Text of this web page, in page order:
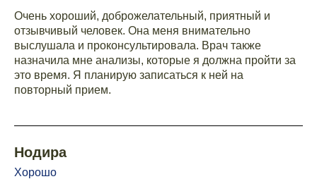
Очень хороший, доброжелательный, приятный и
отзывчивый человек. Она меня внимательно
выслушала и проконсультировала. Врач также
назначила мне анализы, которые я должна пройти за
это время. Я планирую записаться к ней на
повторный прием.
Нодира
Хорошо